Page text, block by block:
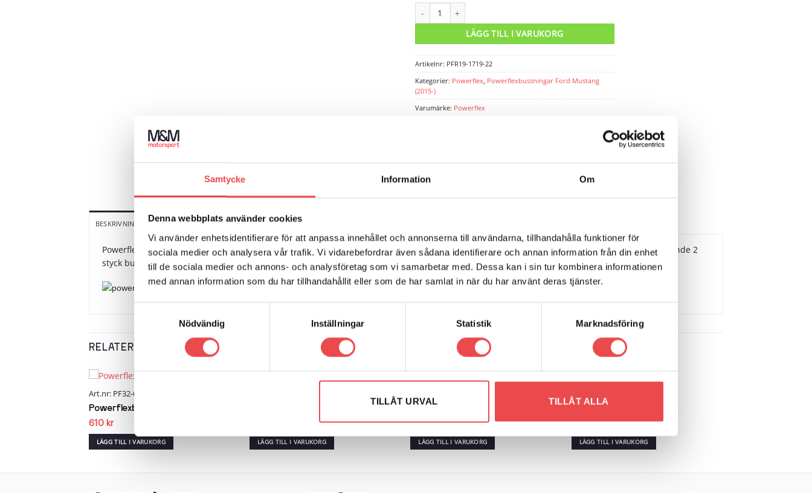
Samtycke Information Om
Denna webbplats använder cookies
Vi använder enhetsidentifierare för att anpassa innehållet och annonserna till användarna, tillhandahålla funktioner för
sociala medier och analysera vår trafik. Vi vidarebefordrar även sådana identifierare och annan information från din enhet
till de sociala medier och annons- och analysföretag som vi samarbetar med. Dessa kan i sin tur kombinera informationen
med annan information som du har tillhandahållit eller som de har samlat in när du har använt deras tjänster.
Nödvändig
Inställningar Statistik Marknadsföring
TILLÅT URVAL TILLÅT ALLA
LÄGG TILL I VARUKORG
Artikelnr: PFR19-1719-22
Kategorier: Powerflex, Powerflexbussningar Ford Mustang
(2015-)
Varumärke: Powerflex
BESKRIVNING YTTERLIGARE INFORMATION VARUMÄRKE
Powerflex polyuretanbussningar, inre krängningshämmarbussning, Ø22. Åtgång 2 st/bil. Schemanummer 19. Säljs i en förpackning innehållande 2
styck bussningar.
RELATERADE PRODUKTER
Art.nr: PF32-603-35
Powerflexbussning
610 kr
LÄGG TILL I VARUKORG
Add to
wishlist
LÄGG TILL I VARUKORG
390kr
LÄGG TILL I VARUKORG
Art.nr: PF32-603-19
665kr
LÄGG TILL I VARUKORG